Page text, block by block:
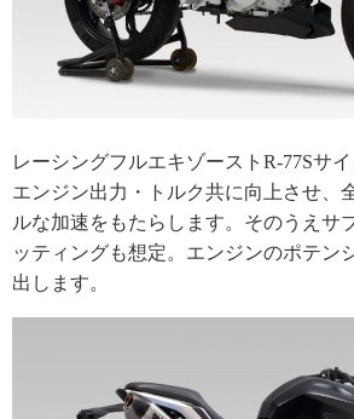
レーシングフルエキゾーストR-77Sサ
エンジン出力・トルク共に向上させ、
ルな加速をもたらします。そのうえサ
ッティングも想定。エンジンのポテン
出します。